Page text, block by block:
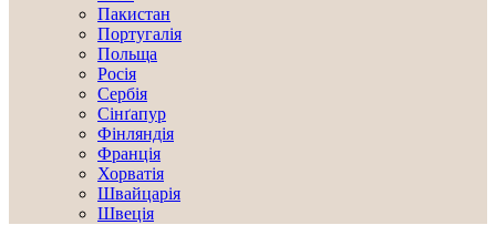
Пакистан
Португалія
Польща
Росія
Сербія
Сінґапур
Фінляндія
Франція
Хорватія
Швайцарія
Швеція